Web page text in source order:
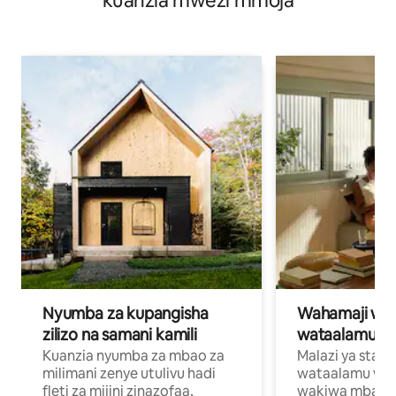
Nyumba za kupangisha
zilizo na samani kamili
Kuanzia nyumba za mbao za
milimani zenye utulivu hadi
fleti za mijini zinazofaa,
Wahamaji
wataalamu
Malazi ya
wataalamu
wakiwa mbali